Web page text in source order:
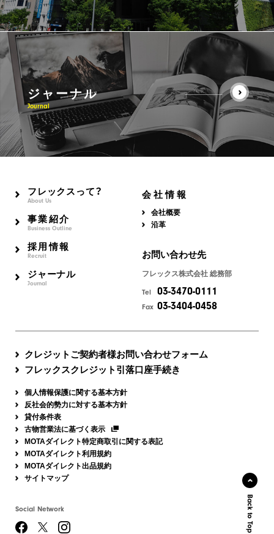
ジャーナル
Journal
フレックスって？
About Us
事業紹介
Business Outline
採用情報
Recruit
ジャーナル
Journal
会社情報
会社概要
沿革
お問い合わせ先
フレックス株式会社 総務部
Tel 03-3470-0111
Fax 03-3404-0458
クレジットご契約者様お問い合わせフォーム
フレックスクレジット引落口座手続き
個人情報保護に関する基本方針
反社会的勢力に対する基本方針
貸付条件表
古物営業法に基づく表示
MOTAダイレクト特定商取引に関する表記
MOTAダイレクト利用規約
MOTAダイレクト出品規約
サイトマップ
Social Network Back to Top